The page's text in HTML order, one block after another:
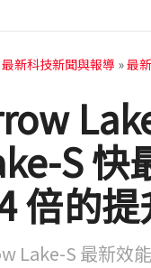
最新科技新聞與報導 »最
S 快
倍的提
Lake-S 最新效